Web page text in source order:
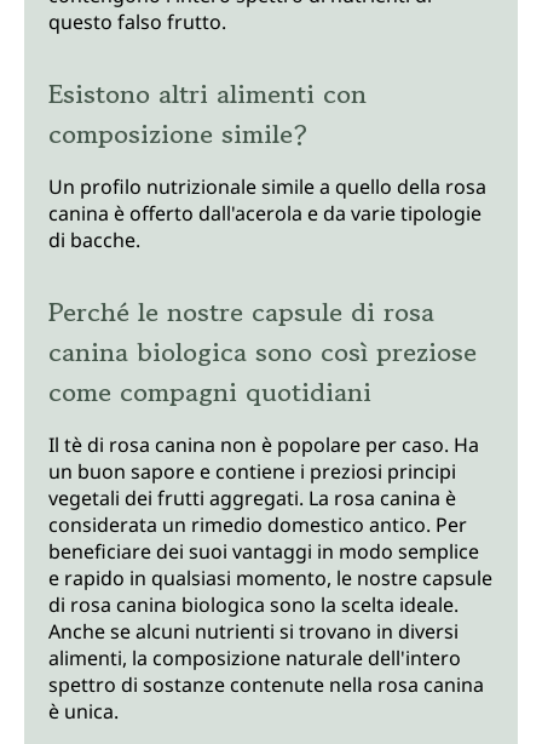
questo falso frutto.
Esistono altri alimenti con
composizione simile?
Un profilo nutrizionale simile a quello della rosa
canina è offerto dall'acerola e da varie tipologie
di bacche.
Perché le nostre capsule di rosa
canina biologica sono così preziose
come compagni quotidiani
Il tè di rosa canina non è popolare per caso. Ha
un buon sapore e contiene i preziosi principi
vegetali dei frutti aggregati. La rosa canina è
considerata un rimedio domestico antico. Per
beneficiare dei suoi vantaggi in modo semplice
e rapido in qualsiasi momento, le nostre capsule
di rosa canina biologica sono la scelta ideale.
Anche se alcuni nutrienti si trovano in diversi
alimenti, la composizione naturale dell'intero
spettro di sostanze contenute nella rosa canina
è unica.